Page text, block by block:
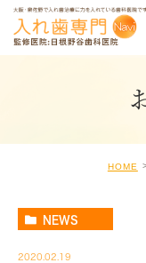
HOME
NEWS
2020.02.19